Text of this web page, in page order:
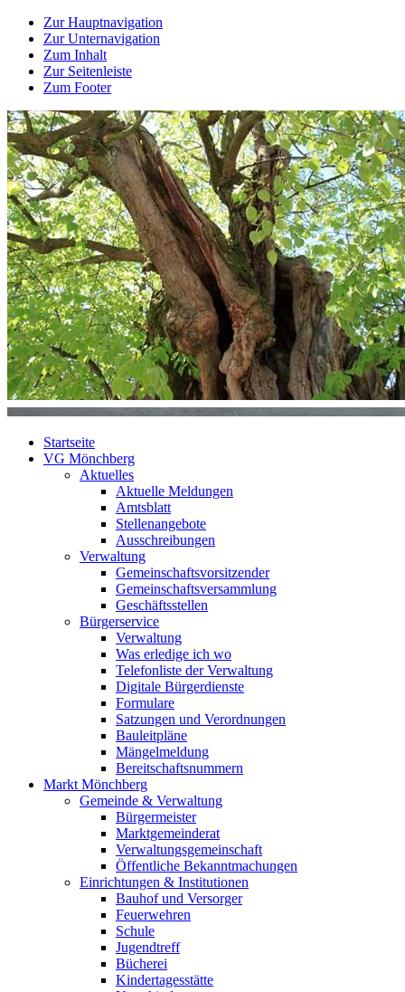
Zur Hauptnavigation
Zur Unternavigation
Zum Inhalt
Zur Seitenleiste
Zum Footer
Startseite
VG Mönchberg
Aktuelles
Aktuelle Meldungen
Amtsblatt
Stellenangebote
Ausschreibungen
Verwaltung
Gemeinschaftsvorsitzender
Gemeinschaftsversammlung
Geschäftsstellen
Bürgerservice
Verwaltung
Was erledige ich wo
Telefonliste der Verwaltung
Digitale Bürgerdienste
Formulare
Satzungen und Verordnungen
Bauleitpläne
Mängelmeldung
Bereitschaftsnummern
Markt Mönchberg
Gemeinde & Verwaltung
Bürgermeister
Marktgemeinderat
Verwaltungsgemeinschaft
Öffentliche Bekanntmachungen
Einrichtungen & Institutionen
Bauhof und Versorger
Feuerwehren
Schule
Jugendtreff
Bücherei
Kindertagesstätte